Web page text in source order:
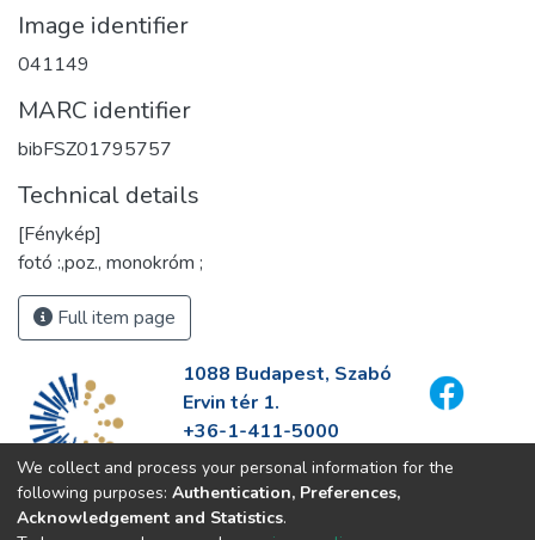
Image identifier
041149
MARC identifier
bibFSZ01795757
Technical details
[Fénykép]
fotó :,poz., monokróm ;
Full item page
1088 Budapest, Szabó
Ervin tér 1.
+36-1-411-5000
info@fszek.hu
https://fszek.hu
We collect and process your personal information for the
following purposes: Authentication, Preferences,
Acknowledgement and Statistics.